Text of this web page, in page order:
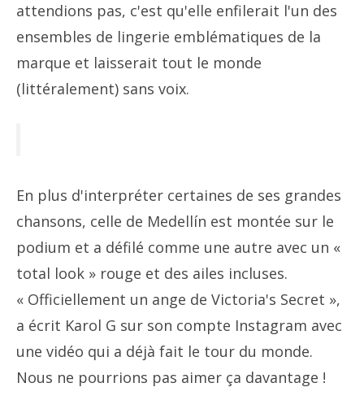
attendions pas, c'est qu'elle enfilerait l'un des
ensembles de lingerie emblématiques de la
marque et laisserait tout le monde
(littéralement) sans voix.
En plus d'interpréter certaines de ses grandes
chansons, celle de Medellín est montée sur le
podium et a défilé comme une autre avec un «
total look » rouge et des ailes incluses.
« Officiellement un ange de Victoria's Secret »,
a écrit Karol G sur son compte Instagram avec
une vidéo qui a déjà fait le tour du monde.
Nous ne pourrions pas aimer ça davantage !